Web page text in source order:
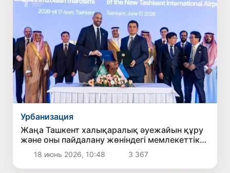
Урбанизация
Жаңа Ташкент халықаралық әуежайын құру
және оны пайдалану жөніндегі мемлекеттік-
жекеменшік серіктестік келісімшартына қол
қойылды
18 июнь 2026, 10:48 3 367